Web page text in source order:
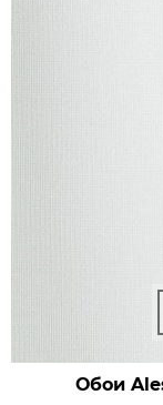
Обои